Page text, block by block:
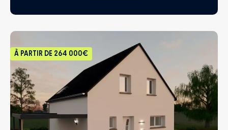
À PARTIR DE 264 000€